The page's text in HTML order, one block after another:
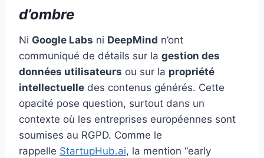
d’ombre
Ni Google Labs ni DeepMind n’ont
communiqué de détails sur la gestion des
données utilisateurs ou sur la propriété
intellectuelle des contenus générés. Cette
opacité pose question, surtout dans un
contexte où les entreprises européennes sont
soumises au RGPD. Comme le
rappelle StartupHub.ai, la mention “early